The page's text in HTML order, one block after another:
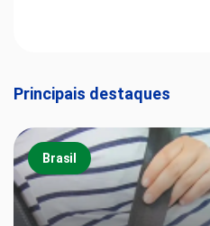
Principais destaques
Brasil